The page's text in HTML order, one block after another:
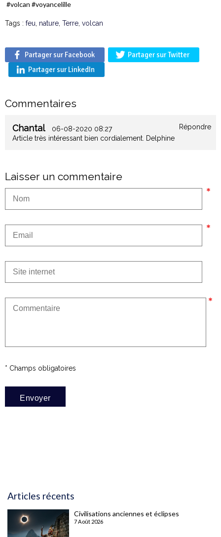
#volcan #voyancelille
Tags : feu nature Terre volcan
Partager sur Facebook
Partager sur Twitter
Partager sur LinkedIn
Commentaires
Chantal 06-08-2020 08:27
Répondre
Article très intéressant bien cordialement. Delphine
Laisser un commentaire
* Champs obligatoires
Articles récents
Civilisations anciennes et éclipses
7 Août 2026